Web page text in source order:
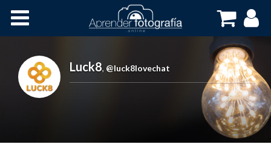
Cursos OnLine
Luck8, @luck8lovechat